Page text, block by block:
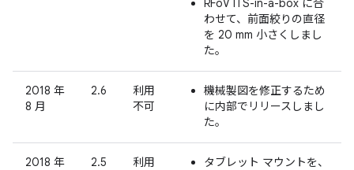
RFoV ITS-in-a-box に合
わせて、前面絞りの直径
を 20 mm 小さくしまし
た。
2018 年
8 月
2.6
利用
不可
機械製図を修正するため
に内部でリリースしまし
た。
2018 年
2.5
利用
タブレット マウントを、